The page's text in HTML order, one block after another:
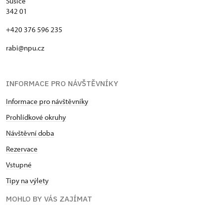
342 01
+420 376 596 235
rabi@npu.cz
INFORMACE PRO NÁVŠTĚVNÍKY
Informace pro návštěvníky
Prohlídkové okruhy
Návštěvní doba
Rezervace
Vstupné
Tipy na výlety
MOHLO BY VÁS ZAJÍMAT